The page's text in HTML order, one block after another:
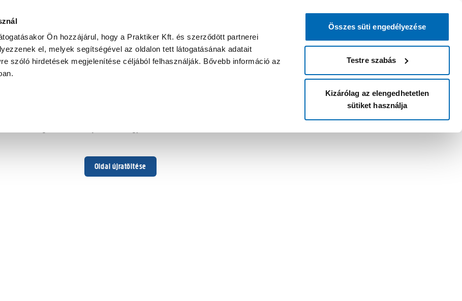
Ön hozzájárul, hogy a Praktiker Kft. és szerződött partnerei
el, melyek segítségével az oldalon tett látogatásának adatait
szóló hirdetések megjelenítése céljából felhasználják. Bővebb információ az
Összes süti engedélyezése
Testre szabás
Kizárólag az elengedhetetlen
sütiket használja
Oldal újratöltése